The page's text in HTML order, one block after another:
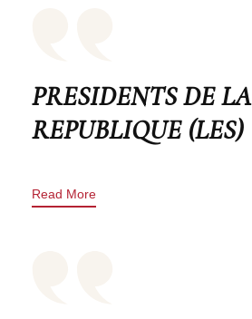
PRESIDENTS DE LA
REPUBLIQUE (LES)
Read More